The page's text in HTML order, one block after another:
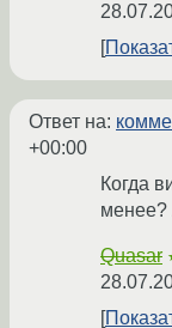
Ответ на:
+00:00
Когда
менее?
Quasar